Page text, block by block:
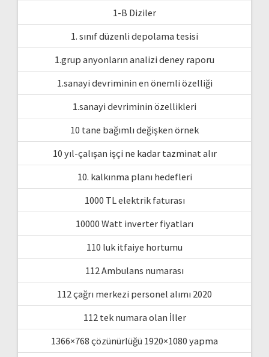
1-B Diziler
1. sınıf düzenli depolama tesisi
1.grup anyonların analizi deney raporu
1.sanayi devriminin en önemli özelliği
1.sanayi devriminin özellikleri
10 tane bağımlı değişken örnek
10 yıl-çalışan işçi ne kadar tazminat alır
10. kalkınma planı hedefleri
1000 TL elektrik faturası
10000 Watt inverter fiyatları
110 luk itfaiye hortumu
112 Ambulans numarası
112 çağrı merkezi personel alımı 2020
112 tek numara olan İller
1366×768 çözünürlüğü 1920×1080 yapma